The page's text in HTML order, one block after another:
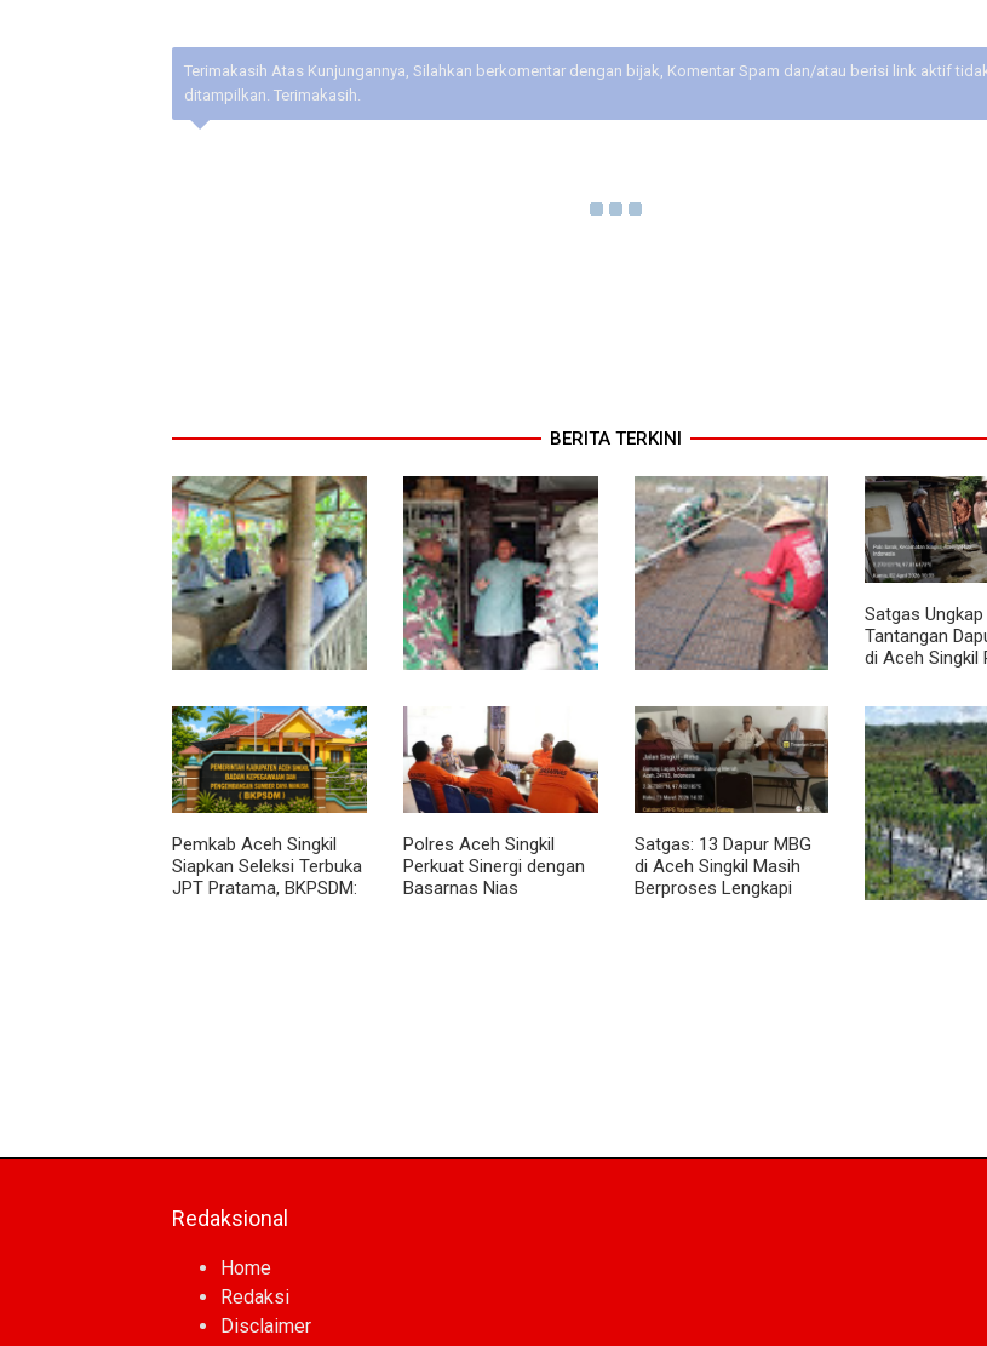
Terimakasih Atas Kunjungannya, Silahkan berkomentar dengan bijak, Komentar Spam dan/atau berisi link aktif
ditampilkan. Terimakasih.
BERITA TERKINI
Sambil Ngopi, Plh.
Pasiter Kodim
0118/Subulussalam Beri
Motivasi Pemuda Calon
Peserta Seleksi Komcad
Lewat Komsos, Babinsa
Rundeng Pantau Stok
dan Harga Pupuk
Dari Bibit Jadi Harapan,
Babinsa Dampingi
Warga Kembangkan
Semangka
Satgas Ungkap
Tantangan
di Aceh Singkil
Pemkab Aceh Singkil
Siapkan Seleksi Terbuka
JPT Pratama, BKPSDM:
Polres Aceh Singkil
Perkuat Sinergi dengan
Basarnas Nias
Satgas: 13 Dapur MBG
di Aceh Singkil Masih
Berproses Lengkapi
Redaksional
Home
Redaksi
Disclaimer